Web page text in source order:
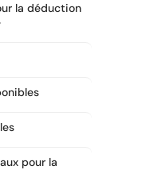
la déduction
pour la